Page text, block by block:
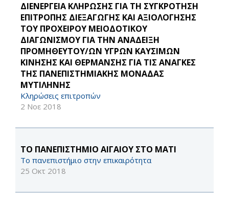
ΔΙΕΝΕΡΓΕΙΑ ΚΛΗΡΩΣΗΣ ΓΙΑ ΤΗ ΣΥΓΚΡΟΤΗΣΗ
ΕΠΙΤΡΟΠΗΣ ΔΙΕΞΑΓΩΓΗΣ ΚΑΙ ΑΞΙΟΛΟΓΗΣΗΣ
ΤΟΥ ΠΡΟΧΕΙΡΟΥ ΜΕΙΟΔΟΤΙΚΟΥ
ΔΙΑΓΩΝΙΣΜΟΥ ΓΙΑ ΤΗΝ ΑΝΑΔΕΙΞΗ
ΠΡΟΜΗΘΕΥΤΟΥ/ΩΝ ΥΓΡΩΝ ΚΑΥΣΙΜΩΝ
ΚΙΝΗΣΗΣ ΚΑΙ ΘΕΡΜΑΝΣΗΣ ΓΙΑ ΤΙΣ ΑΝΑΓΚΕΣ
ΤΗΣ ΠΑΝΕΠΙΣΤΗΜΙΑΚΗΣ ΜΟΝΑΔΑΣ
ΜΥΤΙΛΗΝΗΣ
Κληρώσεις επιτροπών
2 Νοε 2018
ΤΟ ΠΑΝΕΠΙΣΤΗΜΙΟ ΑΙΓΑΙΟΥ ΣΤΟ ΜΑΤΙ
Το πανεπιστήμιο στην επικαιρότητα
25 Οκτ 2018